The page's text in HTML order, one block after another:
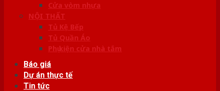
Cửa vòm nhựa
NỘI THẤT
Tủ Kệ Bếp
Tủ Quần Áo
Phụ kiện cửa nhà tắm
Báo giá
Dự án thực tế
Tin tức